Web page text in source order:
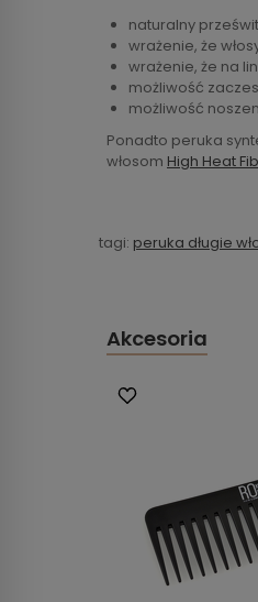
naturalny
wrażenie, że
wrażenie, że na
możliwość
możliwość
Ponadto peruka
włosom High Heat
tagi: peruka długie
Akcesoria